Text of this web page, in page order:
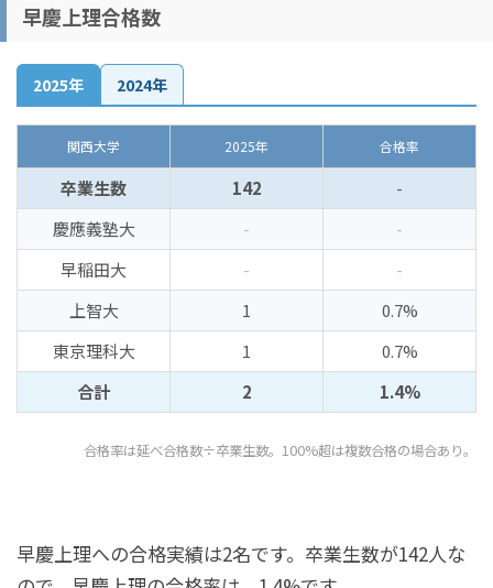
早慶上理合格数
2025年 2024年
関西大学 2025年 合格率
卒業生数 142
-
慶應義塾大
-
-
早稲田大
-
-
上智大
1
0.7%
東京理科大
1
0.7%
合計
2 1.4%
合格率は延べ合格数÷卒業生数。100%超は複数合格の場合あり。
早慶上理への合格実績は2名です。卒業生数が142人な